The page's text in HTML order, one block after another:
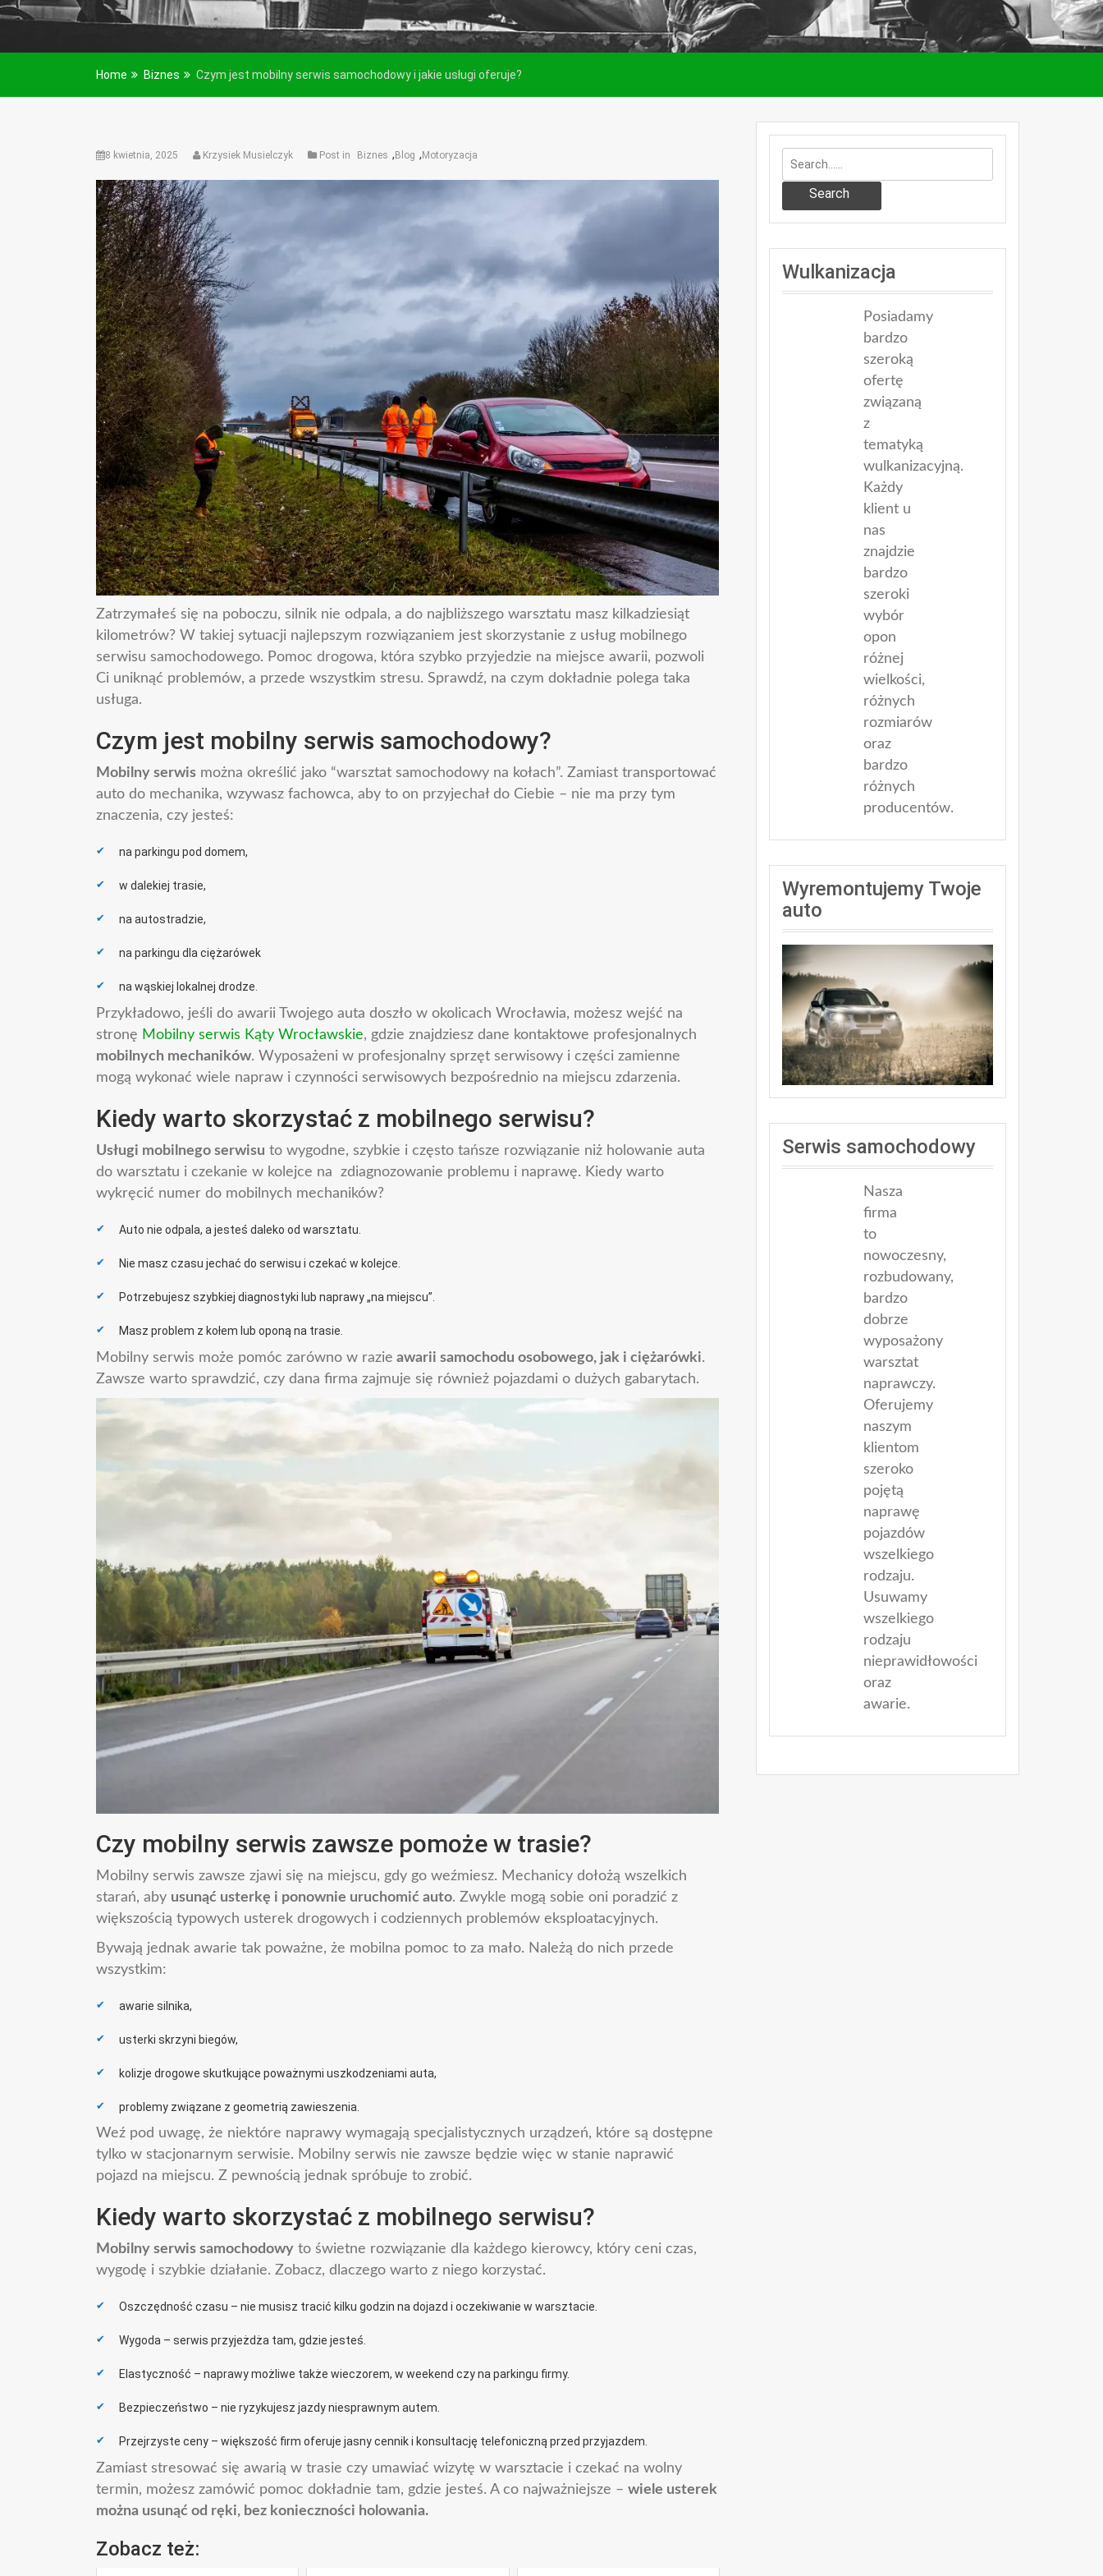
Home Biznes Czym jest mobilny serwis samochodowy i jakie usługi oferuje?
8 kwietnia, 2025 Krzysiek Musielczyk Post in Biznes , Blog , Motoryzacja
Zatrzymałeś się na poboczu, silnik nie odpala, a do najbliższego warsztatu masz kilkadziesiąt
kilometrów? W takiej sytuacji najlepszym rozwiązaniem jest skorzystanie z usług mobilnego
serwisu samochodowego. Pomoc drogowa, która szybko przyjedzie na miejsce awarii, pozwoli
Ci uniknąć problemów, a przede wszystkim stresu. Sprawdź, na czym dokładnie polega taka
usługa.
Czym jest mobilny serwis samochodowy?
Mobilny serwis można określić jako “warsztat samochodowy na kołach”. Zamiast transportować
auto do mechanika, wzywasz fachowca, aby to on przyjechał do Ciebie – nie ma przy tym
znaczenia, czy jesteś:
na parkingu pod domem,
w dalekiej trasie,
na autostradzie,
na parkingu dla ciężarówek
na wąskiej lokalnej drodze.
Przykładowo, jeśli do awarii Twojego auta doszło w okolicach Wrocławia, możesz wejść na
stronę Mobilny serwis Kąty Wrocławskie, gdzie znajdziesz dane kontaktowe profesjonalnych
mobilnych mechaników. Wyposażeni w profesjonalny sprzęt serwisowy i części zamienne
mogą wykonać wiele napraw i czynności serwisowych bezpośrednio na miejscu zdarzenia.
Kiedy warto skorzystać z mobilnego serwisu?
Usługi mobilnego serwisu to wygodne, szybkie i często tańsze rozwiązanie niż holowanie auta
do warsztatu i czekanie w kolejce na zdiagnozowanie problemu i naprawę. Kiedy warto
wykręcić numer do mobilnych mechaników?
Auto nie odpala, a jesteś daleko od warsztatu.
Nie masz czasu jechać do serwisu i czekać w kolejce.
Potrzebujesz szybkiej diagnostyki lub naprawy „na miejscu”.
Masz problem z kołem lub oponą na trasie.
Mobilny serwis może pomóc zarówno w razie awarii samochodu osobowego, jak i ciężarówki.
Zawsze warto sprawdzić, czy dana firma zajmuje się również pojazdami o dużych gabarytach.
Czy mobilny serwis zawsze pomoże w trasie?
Mobilny serwis zawsze zjawi się na miejscu, gdy go weźmiesz. Mechanicy dołożą wszelkich
starań, aby usunąć usterkę i ponownie uruchomić auto. Zwykle mogą sobie oni poradzić z
większością typowych usterek drogowych i codziennych problemów eksploatacyjnych.
Bywają jednak awarie tak poważne, że mobilna pomoc to za mało. Należą do nich przede
wszystkim:
awarie silnika,
usterki skrzyni biegów,
kolizje drogowe skutkujące poważnymi uszkodzeniami auta,
problemy związane z geometrią zawieszenia.
Weź pod uwagę, że niektóre naprawy wymagają specjalistycznych urządzeń, które są dostępne
tylko w stacjonarnym serwisie. Mobilny serwis nie zawsze będzie więc w stanie naprawić
pojazd na miejscu. Z pewnością jednak spróbuje to zrobić.
Kiedy warto skorzystać z mobilnego serwisu?
Mobilny serwis samochodowy to świetne rozwiązanie dla każdego kierowcy, który ceni czas,
wygodę i szybkie działanie. Zobacz, dlaczego warto z niego korzystać.
Oszczędność czasu – nie musisz tracić kilku godzin na dojazd i oczekiwanie w warsztacie.
Wygoda – serwis przyjeżdża tam, gdzie jesteś.
Elastyczność – naprawy możliwe także wieczorem, w weekend czy na parkingu firmy.
Bezpieczeństwo – nie ryzykujesz jazdy niesprawnym autem.
Przejrzyste ceny – większość firm oferuje jasny cennik i konsultację telefoniczną przed przyjazdem.
Zamiast stresować się awarią w trasie czy umawiać wizytę w warsztacie i czekać na wolny
termin, możesz zamówić pomoc dokładnie tam, gdzie jesteś. A co najważniejsze – wiele usterek
można usunąć od ręki, bez konieczności holowania.
Zobacz też:
Search
Wulkanizacja
Posiadamy
bardzo
szeroką
ofertę
związaną
z
tematyką
wulkanizacyjną.
Każdy
klient u
nas
znajdzie
bardzo
szeroki
wybór
opon
różnej
wielkości,
różnych
rozmiarów
oraz
bardzo
różnych
producentów.
Wyremontujemy Twoje
auto
Serwis samochodowy
Nasza
firma
to
nowoczesny,
rozbudowany,
bardzo
dobrze
wyposażony
warsztat
naprawczy.
Oferujemy
naszym
klientom
szeroko
pojętą
naprawę
pojazdów
wszelkiego
rodzaju.
Usuwamy
wszelkiego
rodzaju
nieprawidłowości
oraz
awarie.